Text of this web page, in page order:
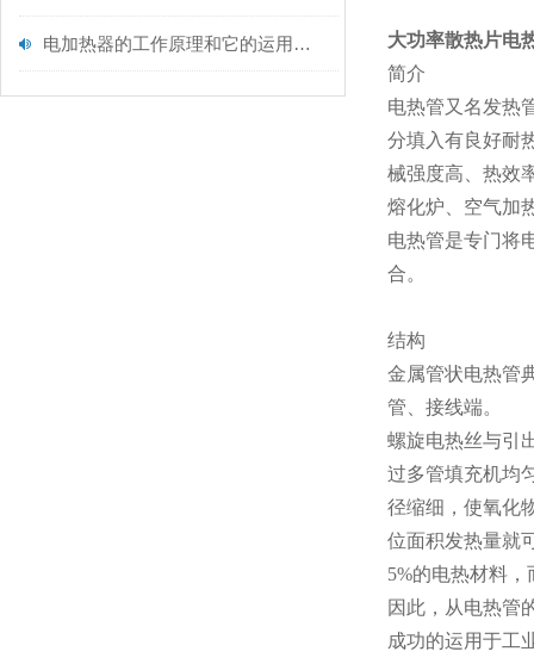
电加热器的工作原理和它的运用范围
大功率散热片电
简介
电热管又名发热
分填入有良好耐
械强度高、热效
熔化炉、空气加
电热管是专门将
合。
结构
金属管状电热管
管、接线端。
螺旋电热丝与引
过多管填充机均
径缩细，使氧化
位面积发热量就
5%的电热材料
因此，从电热管
成功的运用于工